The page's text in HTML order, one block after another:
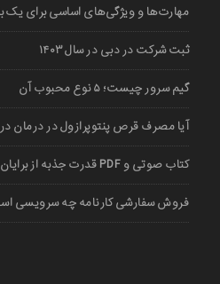
مهارت‌ها و ویژگی‌های اساسی برای یک
ثبت شرکت در دبی در سال ۱۴۰۳
گیم سرور چیست؛ ۵ نوع محبوب آن
آیا مصرف قرص پنتوپرازول در درمان
کتاب صوتی و PDF قدرت جذبه از برایان تریسی
فروش سفارشی کارنامه چه سرویسی